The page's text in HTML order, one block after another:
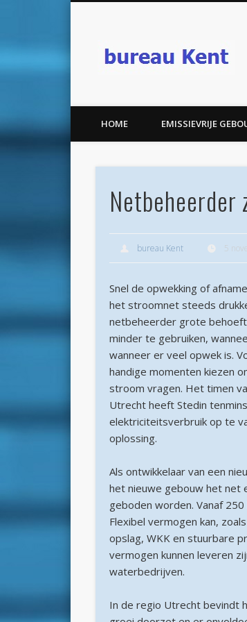
HOME EMISSIEVRIJE
bureau Kent 5
Snel de opwekking of
het stroomnet steeds
netbeheerder grote
minder te gebruiken,
wanneer er veel opwek is.
handige momenten kiezen
stroom vragen. Het timen
Utrecht heeft Stedin
elektriciteitsverbruik op te
oplossing.
Als ontwikkelaar van een
het nieuwe gebouw het net
geboden worden. Vanaf
Flexibel vermogen kan,
opslag, WKK en stuurbare
vermogen kunnen leveren
waterbedrijven.
In de regio Utrecht bevindt